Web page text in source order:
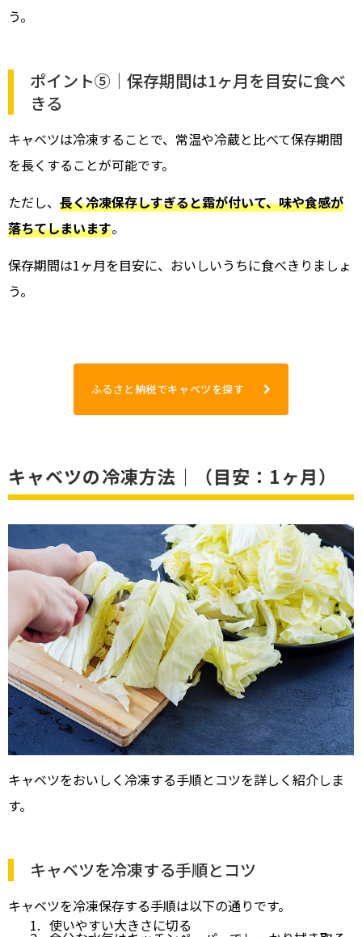
う。
ポイント⑤｜保存期間は1ヶ月を目安に食べ
きる
キャベツは冷凍することで、常温や冷蔵と比べて保存期間
を長くすることが可能です。
ただし、 長く冷凍保存しすぎると霜が付いて、味や食感が
落ちてしまいます。
保存期間は1ヶ月を目安に、おいしいうちに食べきりましょ
う。
ふるさと納税でキャベツを探す
キャベツの冷凍方法｜（目安：1ヶ月）
キャベツをおいしく冷凍する手順とコツを詳しく紹介しま
す。
キャベツを冷凍する手順とコツ
キャベツを冷凍保存する手順は以下の通りです。
使いやすい大きさに切る